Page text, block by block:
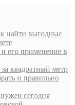
найти выгодные
его применение в
квадратный метр
и правильно
сегодня